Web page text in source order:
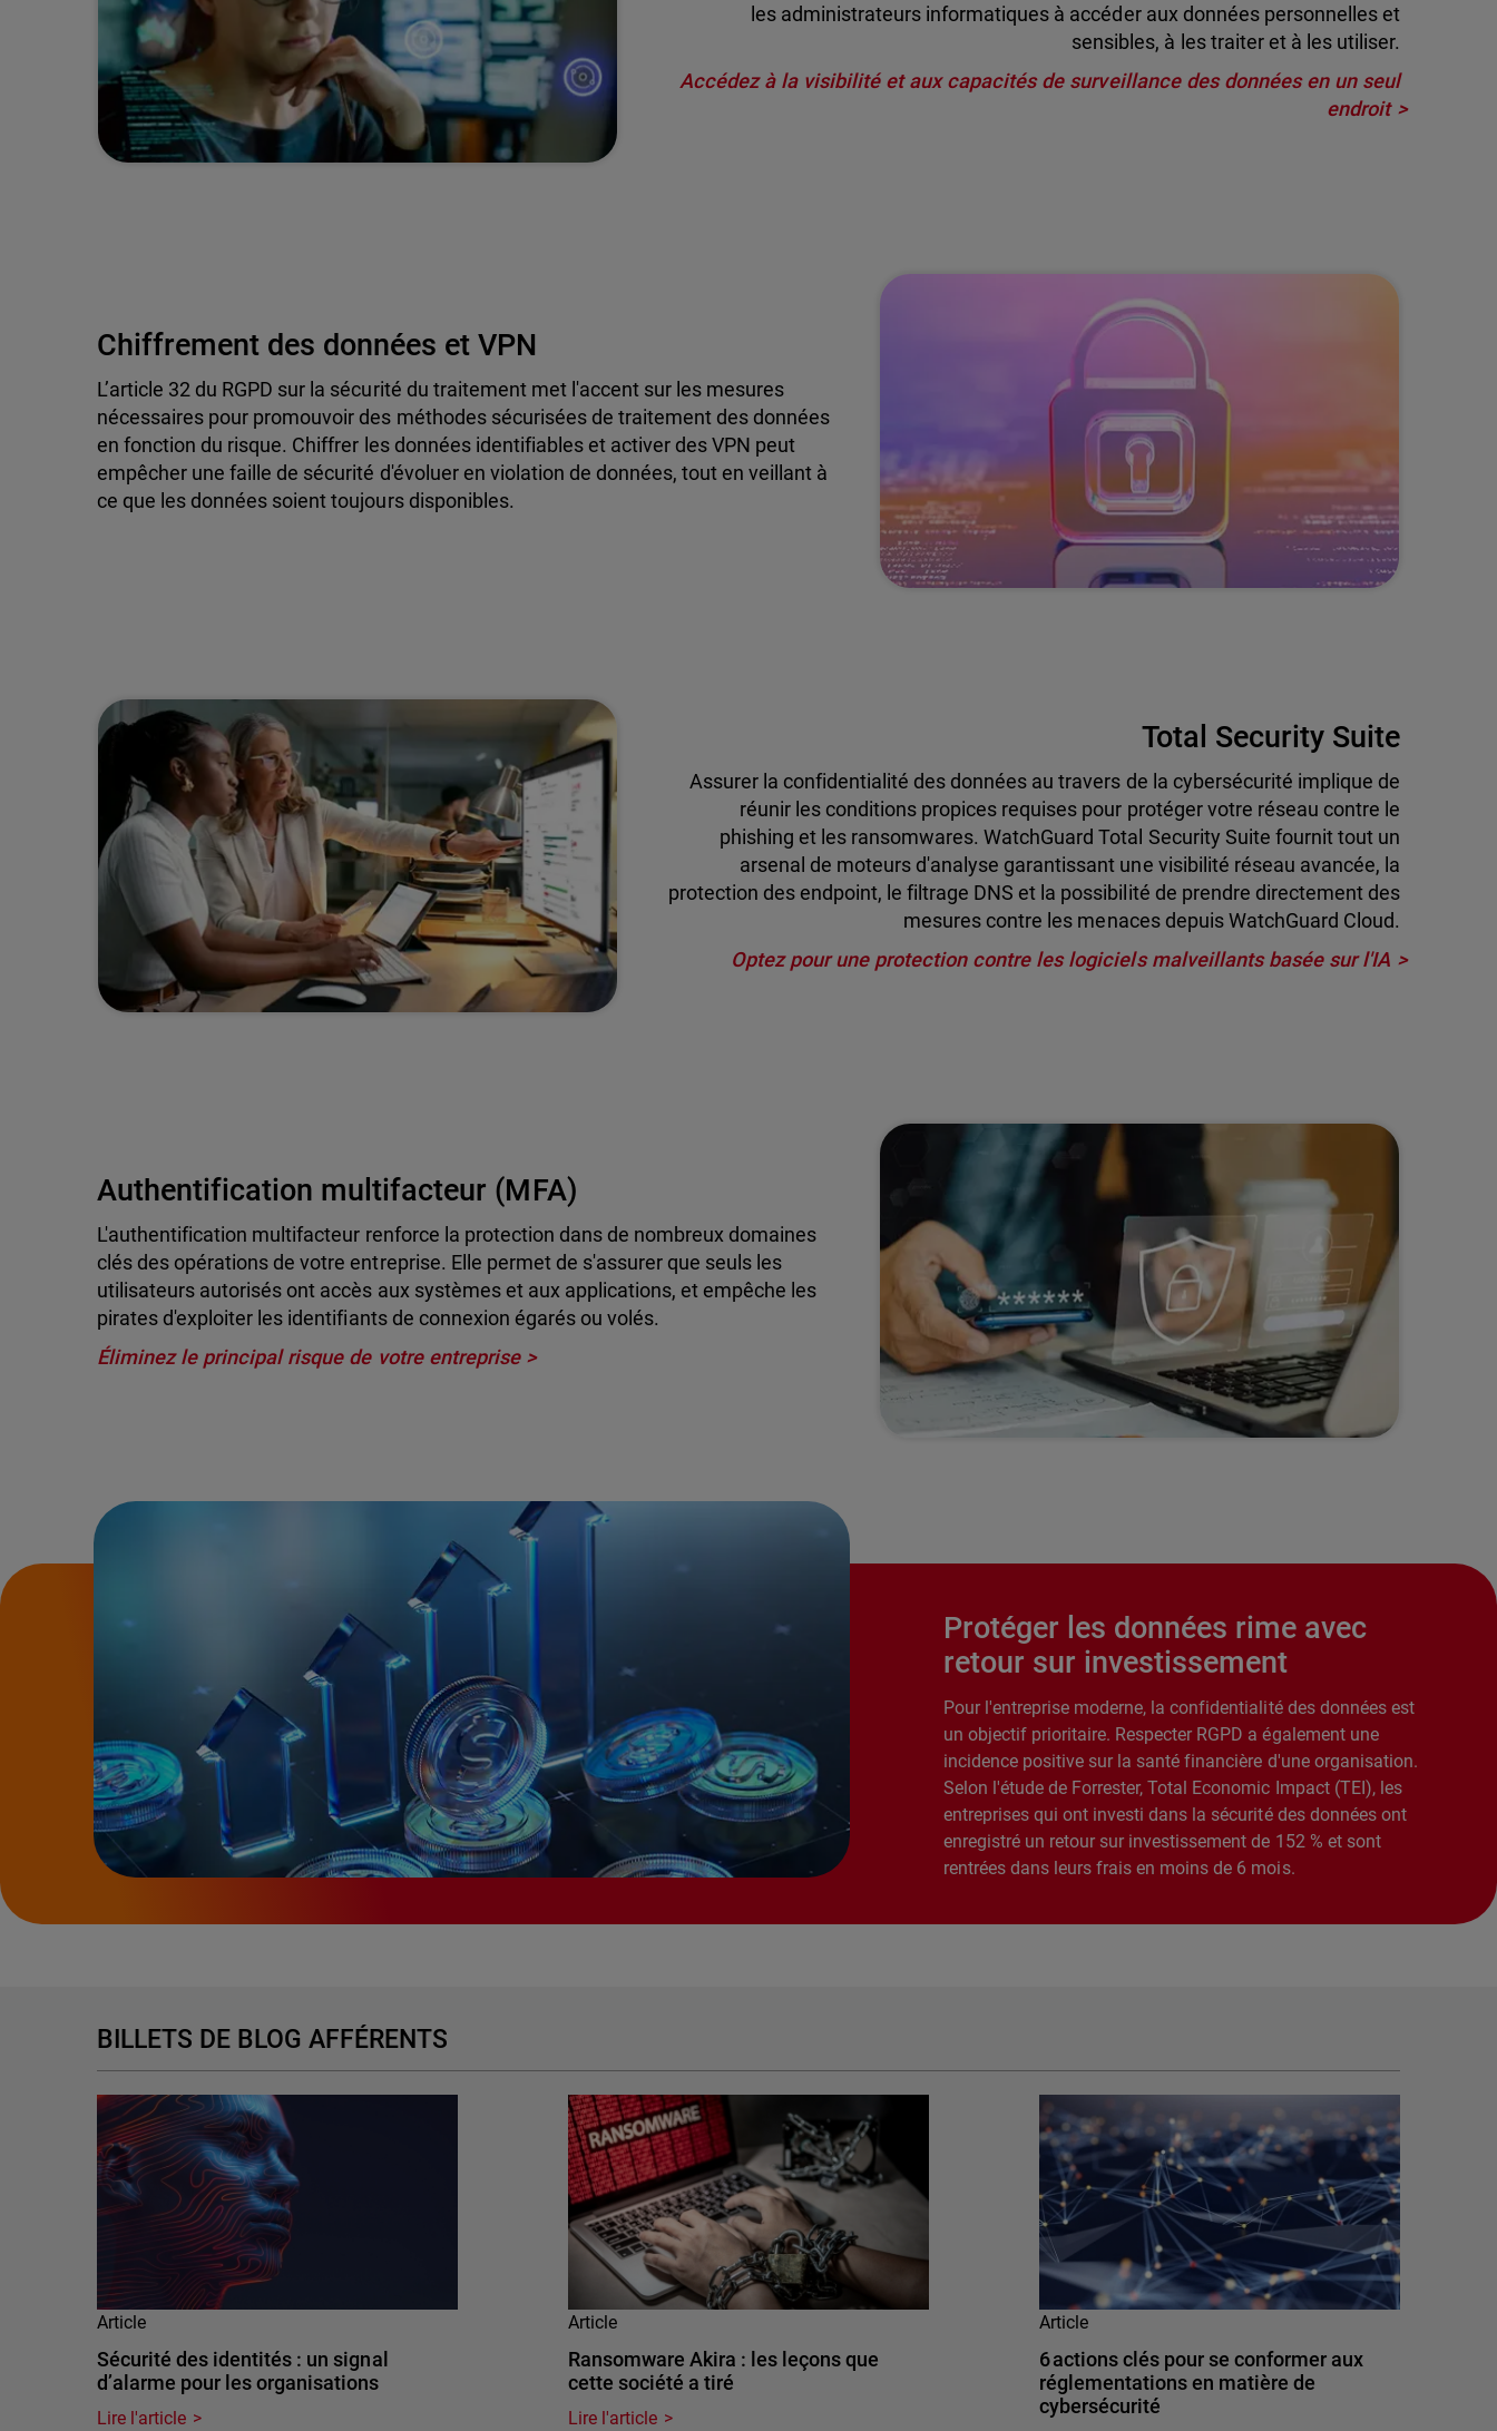
les administrateurs informatiques à accéder aux données personnelles et
sensibles, à les traiter et à les utiliser.
Accédez à la visibilité et aux capacités de surveillance des données en un seul
endroit
Chiffrement des données et VPN
L’article 32 du RGPD sur la sécurité du traitement met l'accent sur les mesures
nécessaires pour promouvoir des méthodes sécurisées de traitement des données
en fonction du risque. Chiffrer les données identifiables et activer des VPN peut
empêcher une faille de sécurité d'évoluer en violation de données, tout en veillant à
ce que les données soient toujours disponibles.
Total Security Suite
Assurer la confidentialité des données au travers de la cybersécurité implique de
réunir les conditions propices requises pour protéger votre réseau contre le
phishing et les ransomwares. WatchGuard Total Security Suite fournit tout un
arsenal de moteurs d'analyse garantissant une visibilité réseau avancée, la
protection des endpoint, le filtrage DNS et la possibilité de prendre directement des
mesures contre les menaces depuis WatchGuard Cloud.
Optez pour une protection contre les logiciels malveillants basée sur l'IA
Authentification multifacteur (MFA)
L'authentification multifacteur renforce la protection dans de nombreux domaines
clés des opérations de votre entreprise. Elle permet de s'assurer que seuls les
utilisateurs autorisés ont accès aux systèmes et aux applications, et empêche les
pirates d'exploiter les identifiants de connexion égarés ou volés.
Éliminez le principal risque de votre entreprise
Protéger les données rime avec
retour sur investissement
Pour l'entreprise moderne, la confidentialité des données est
un objectif prioritaire. Respecter RGPD a également une
incidence positive sur la santé financière d'une organisation.
Selon l'étude de Forrester, Total Economic Impact (TEI), les
entreprises qui ont investi dans la sécurité des données ont
enregistré un retour sur investissement de 152 % et sont
rentrées dans leurs frais en moins de 6 mois.
BILLETS DE BLOG AFFÉRENTS
Article
Sécurité des identités : un signal
d’alarme pour les organisations
Lire l'article
Article
Ransomware Akira : les leçons que
cette société a tiré
Lire l'article
Article
6 actions clés pour se conformer aux
réglementations en matière de
cybersécurité